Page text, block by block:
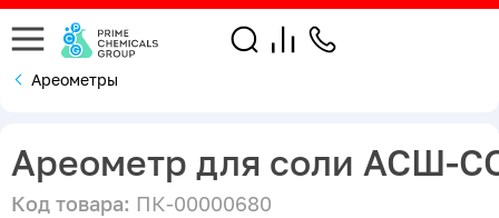
Ареометры
Ареометр для соли АСШ-
Код товара: ПК-00000680